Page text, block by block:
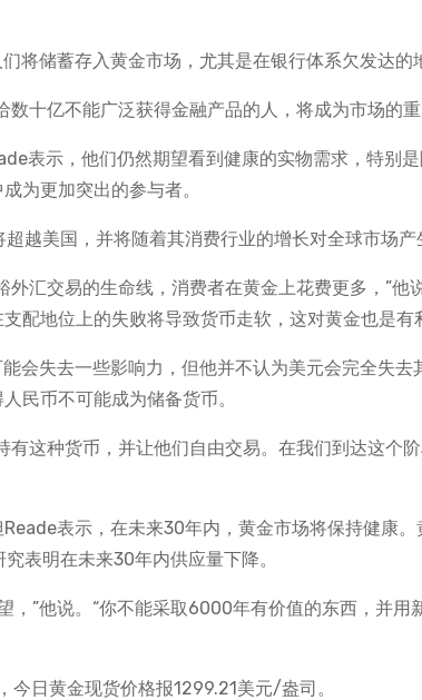
将储蓄存入黄金市场，尤其是在银行体系欠发达的
十亿不能广泛获得金融产品的人，将成为市场的
表示，他们仍然期望看到健康的实物需求，特别
为更加突出的参与者。
越美国，并将随着其消费行业的增长对全球市场产
汇交易的生命线，消费者在黄金上花费更多，”他
配地位上的失败将导致货币走软，这对黄金也是有
会失去一些影响力，但他并不认为美元会完全失去
民币不可能成为储备货币。
有这种货币，并让他们自由交易。在我们到达这个
表示，在未来30年内，黄金市场将保持健康
表明在未来30年内供应量下降。
，”他说。“你不能采取6000年有价值的东西，并用
日黄金现货价格报1299.21美元/盎司。